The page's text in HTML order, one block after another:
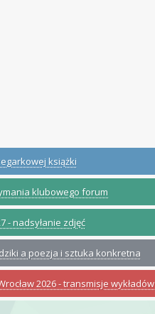
książki
klubowego forum
- nadsyłanie zdjęć
a poezja i sztuka konkretna
2026 - transmisje wykładów